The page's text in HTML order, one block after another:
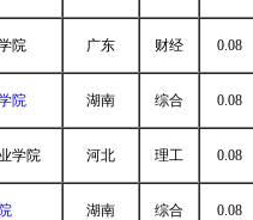
院 广东 财经 0.08
院 湖南 综合 0.08
学院 河北 理工 0.08
湖南 综合 0.08